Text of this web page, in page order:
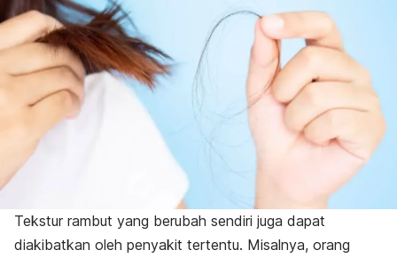
Tekstur rambut yang berubah sendiri juga dapat
diakibatkan oleh penyakit tertentu. Misalnya, orang